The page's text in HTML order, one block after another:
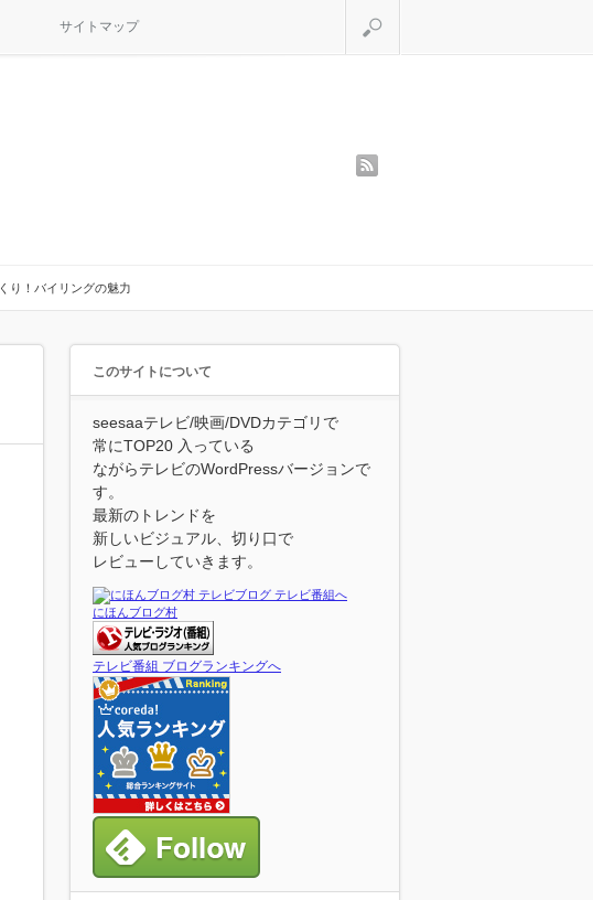
サイトマップ
り！バイリングの魅力
このサイトについて
seesaaテレビ/映画/DVDカテゴリで
常にTOP20 入っている
ながらテレビのWordPressバージョンで
す。
最新のトレンドを
新しいビジュアル、切り口で
レビューしていきます。
にほんブログ村
テレビ番組 ブログランキングへ